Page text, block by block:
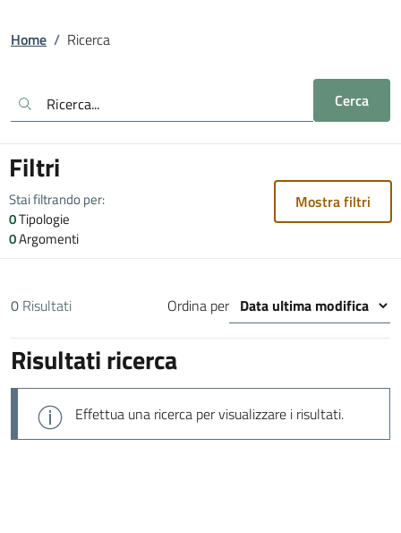
Home / Ricerca
Cerca
Filtri
Stai filtrando per:
0Tipologie
0Argomenti
Mostra filtri
0 Risultati Ordina per
Risultati ricerca
Effettua una ricerca per visualizzare i risultati.